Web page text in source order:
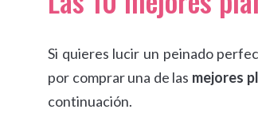
Si quieres lucir un peinado
por comprar una de las mejores
continuación.